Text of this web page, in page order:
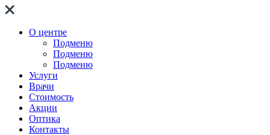
О центре
Подменю
Подменю
Подменю
Услуги
Врачи
Стоимость
Акции
Оптика
Контакты